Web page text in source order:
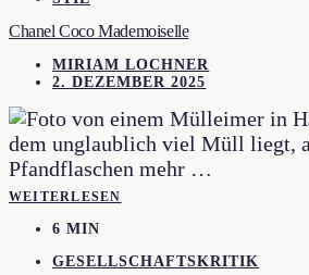
Chanel Coco Mademoiselle
MIRIAM LOCHNER
2. DEZEMBER 2025
WEITERLESEN
6 MIN
GESELLSCHAFTSKRITIK